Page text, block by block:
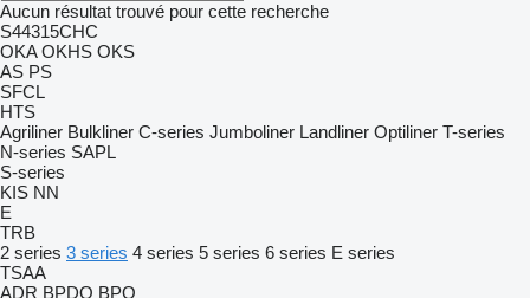
Aucun résultat trouvé pour cette recherche
S44315CHC
OKA OKHS OKS
AS PS
SFCL
HTS
Agriliner Bulkliner C-series Jumboliner Landliner Optiliner T-series
N-series SAPL
S-series
KIS NN
E
TRB
2 series 3 series 4 series 5 series 6 series E series
TSAA
ADR BPDO BPO